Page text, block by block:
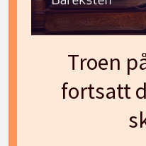
Troen
fortsatt